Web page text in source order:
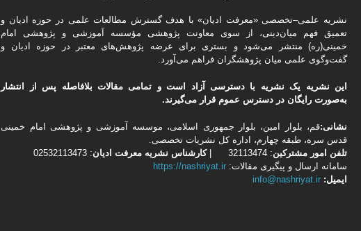
نشریه علمی–تخصصی «معرفت ادیان» با هدف گسترش مطالعات علمی در حوزه ادیان و
تعمیق فهم میان‌دینی، از سوی معاونت پژوهشی مؤسسه آموزشی و پژوهشی امام
خمینی(ره) منتشر می‌شود و بستری برای عرضه پژوهش‌های معتبر در حوزه ادیان و
گفت‌وگوی علمی میان پژوهشگران فراهم می‌آورد.
این نشریه یک نشریه با دسترسی آزاد است و تمامی مقالات بلافاصله پس از انتشار
به‌صورت رایگان در دسترس عموم قرار می‌گیرند.
نشانی:قم، بلوار امین، بلوار جمهوری اسلامی، موسسه آموزشی و پژوهشی امام خمینی
قدس سره، طبقه چهارم، اداره كل نشریات تخصصی.
تلفن امور مشتركین: 32113474 | کارشناس نشریه معرفت ادیان: 02532113473
سامانه ارسال و پیگیری مقالات:https://nashriyat.ir
ایمیل:info@nashriyat.ir